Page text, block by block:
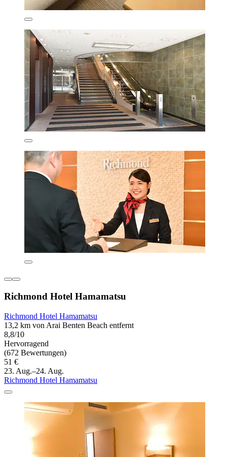
Richmond Hotel Hamamatsu
Richmond Hotel Hamamatsu
13,2 km von Arai Benten Beach entfernt
8,8/10
Hervorragend
(672 Bewertungen)
51 €
23. Aug.–24. Aug.
Richmond Hotel Hamamatsu